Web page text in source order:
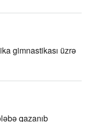
gimnastikası üzrə
qazanıb